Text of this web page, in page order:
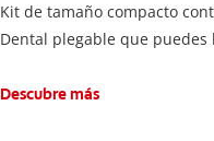
Kit de tamaño compacto
Dental plegable que
Descubre más